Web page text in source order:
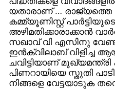
യതാരാണ്‌ ... രാജ്യത്തെ
കമ്മ്യൂണിസ്റ്റ്‌
അഴിമതിക്കാരാക്കാന്‍
സഖാവ്‌ വി എസിനു
ഇന്‍ക്വിലാബ്‌ വിളിച്ച
ചവിട്ടിയാണ്‌
പിണറായിയെ സ്തുതി
നിങ്ങളെ വേട്ടയാടുക